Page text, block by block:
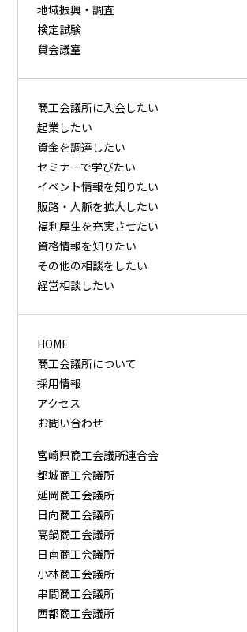
地域振興・調査
検定試験
貸会議室
商⼯会議所に⼊会したい
起業したい
資⾦を調達したい
セミナーで学びたい
イベント情報を知りたい
販路・⼈脈を拡⼤したい
福利厚⽣を充実させたい
資格情報を知りたい
その他の相談をしたい
経営相談したい
HOME
商工会議所について
採用情報
アクセス
お問い合わせ
宮崎県商工会議所連合会
都城商工会議所
延岡商工会議所
日向商工会議所
高鍋商工会議所
日南商工会議所
小林商工会議所
串間商工会議所
西都商工会議所